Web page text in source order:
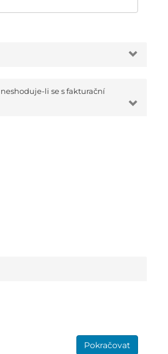
li se s fakturační
Pokračovat